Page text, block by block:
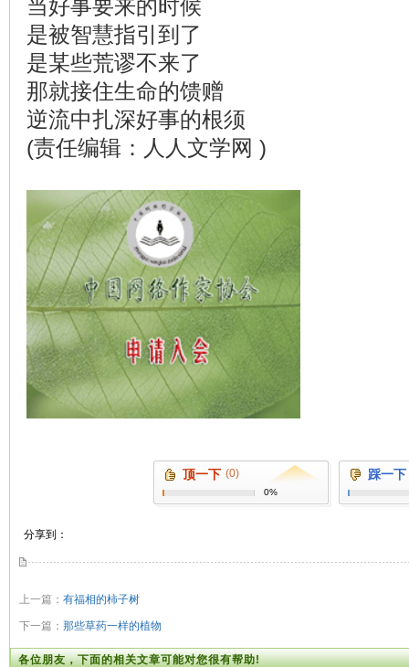
当好事要来的时候
是被智慧指引到了
是某些荒谬不来了
那就接住生命的馈赠
逆流中扎深好事的根须
(责任编辑：人人文学网 )
顶一下 (0)
0%
踩一下
分享到：
上一篇： 有福相的柿子树
下一篇： 那些草药一样的植物
各位朋友，下面的相关文章可能对您很有帮助!